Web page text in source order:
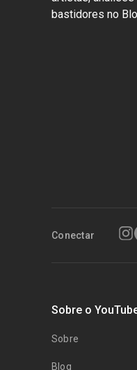
bastidores no
Conectar
Sobre o
Sobre
Blog